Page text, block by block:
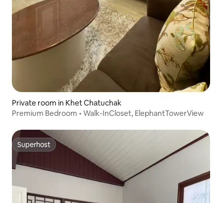
Private room in Khet Chatuchak
Premium Bedroom • Walk-InCloset, ElephantTowerView
Superhost
Superhost